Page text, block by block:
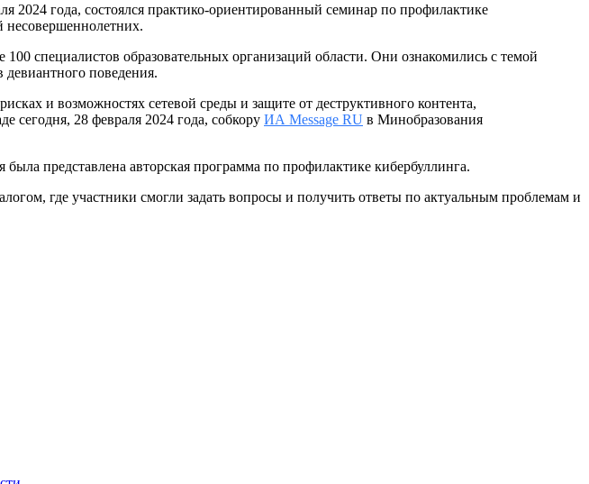
2024 года, состоялся практико-ориентированный семинар по профилактике
несовершеннолетних.
100 специалистов образовательных организаций области. Они ознакомились с темой
поведения.
и возможностях сетевой среды и защите от деструктивного контента,
сегодня, 28 февраля 2024 года, собкору ИА Message RU в Минобразования
представлена авторская программа по профилактике кибербуллинга.
где участники смогли задать вопросы и получить ответы по актуальным проблемам и